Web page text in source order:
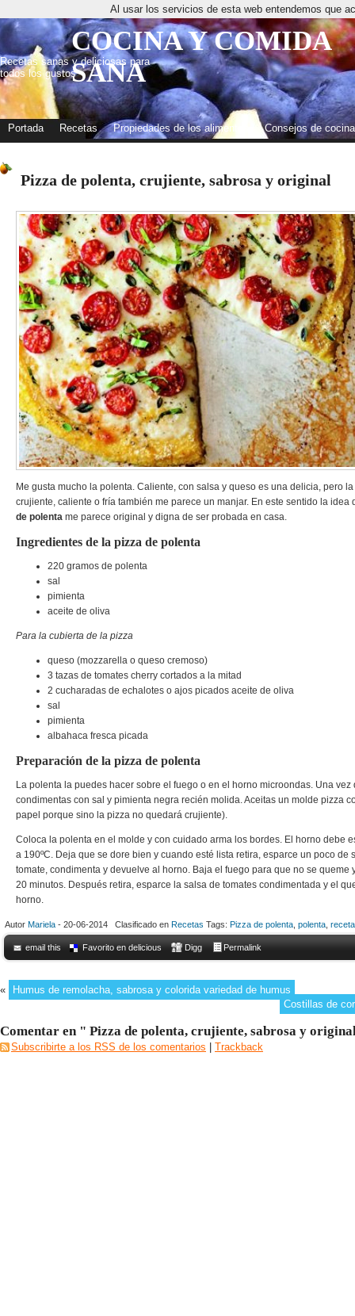
COCINA Y COMIDA
SANA
Recetas sanas y deliciosas para
todos los gustos
Portada Recetas Propiedades de los alimentos Consejos de cocina
Pizza de polenta, crujiente, sabrosa y original
Me gusta mucho la polenta. Caliente, con salsa y queso es una delicia, pero la
crujiente, caliente o fría también me parece un manjar. En este sentido la idea
de polenta me parece original y digna de ser probada en casa.
Ingredientes de la pizza de polenta
220 gramos de polenta
sal
pimienta
aceite de oliva
Para la cubierta de la pizza
queso (mozzarella o queso cremoso)
3 tazas de tomates cherry cortados a la mitad
2 cucharadas de echalotes o ajos picados aceite de oliva
sal
pimienta
albahaca fresca picada
Preparación de la pizza de polenta
La polenta la puedes hacer sobre el fuego o en el horno microondas. Una vez
condimentas con sal y pimienta negra recién molida. Aceitas un molde pizza
papel porque sino la pizza no quedará crujiente).
Coloca la polenta en el molde y con cuidado arma los bordes. El horno debe
a 190ºC. Deja que se dore bien y cuando esté lista retira, esparce un poco de
tomate, condimenta y devuelve al horno. Baja el fuego para que no se queme
20 minutos. Después retira, esparce la salsa de tomates condimentada y el
horno.
Autor Mariela - 20-06-2014 Clasificado en Recetas Tags: Pizza de polenta polenta
email this Favorito en delicious Digg Permalink
«
Humus de remolacha, sabrosa y colorida variedad de humus
Costillas de
Comentar en " Pizza de polenta, crujiente, sabrosa y
Subscribirte a los RSS de los comentarios Trackback
Al usar los servicios de esta web entendemos que